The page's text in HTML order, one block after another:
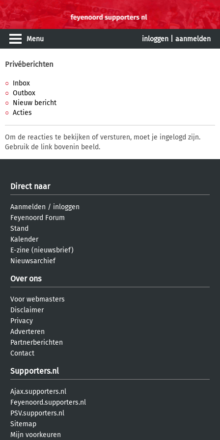
Menu inloggen aanmelden
Privéberichten
Inbox
Outbox
Nieuw bericht
Acties
Om de reacties te bekijken of versturen, moet je ingelogd zijn.
Gebruik de link bovenin beeld.
Direct naar
Aanmelden / inloggen
Feyenoord Forum
Stand
Kalender
E-zine (nieuwsbrief)
Nieuwsarchief
Over ons
Voor webmasters
Disclaimer
Privacy
Adverteren
Partnerberichten
Contact
Supporters.nl
Ajax.supporters.nl
Feyenoord.supporters.nl
PSV.supporters.nl
Sitemap
Mijn voorkeuren